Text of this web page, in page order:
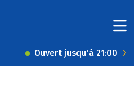
Ouvert jusqu'à 21:00